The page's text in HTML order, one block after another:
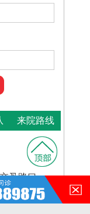
来院路线
叉路口
权所有 皖ICP